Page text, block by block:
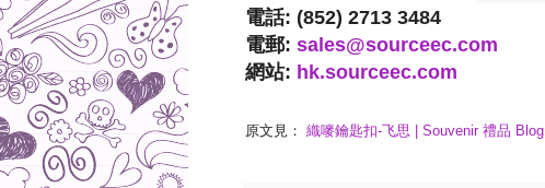
電話: (852) 2713 3484
電郵: sales@sourceec.com
網站: hk.sourceec.com
原文見： 織嘜鑰匙扣-飞思 | Souvenir 禮品 Blog